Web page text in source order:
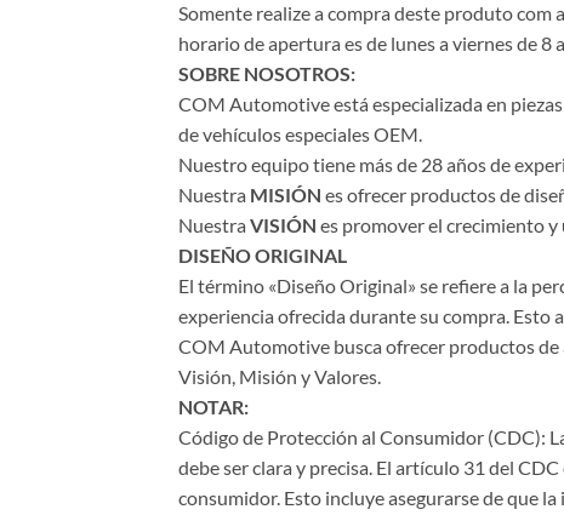
Somente realize a compra deste produto com
horario de apertura es de lunes a viernes de 8
SOBRE NOSOTROS:
COM Automotive está especializada en
de vehículos especiales OEM.
Nuestro equipo tiene más de 28 años de
Nuestra MISIÓN es ofrecer productos de
Nuestra VISIÓN es promover el crecimiento
DISEÑO ORIGINAL
El término «Diseño Original» se refiere a la
experiencia ofrecida durante su compra. Esto
COM Automotive busca ofrecer productos de
Visión, Misión y Valores.
NOTAR:
Código de Protección al Consumidor (CDC):
debe ser clara y precisa. El artículo 31 del
consumidor. Esto incluye asegurarse de que